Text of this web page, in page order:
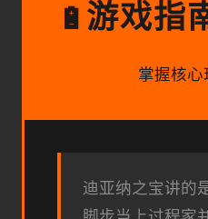
🔋 游戏指
掌握核心
迪亚纳之宝讲的